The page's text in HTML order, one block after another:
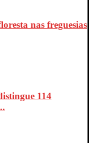
nas freguesias
114